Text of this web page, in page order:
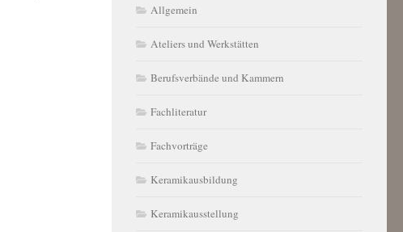
Allgemein
Ateliers und Werkstätten
Berufsverbände und Kammern
Fachliteratur
Fachvorträge
Keramikausbildung
Keramikausstellung